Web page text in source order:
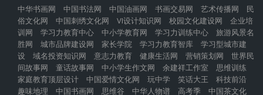
中华书画网 中国书法网 中国油画网 书画交易网 艺术传播网
民
俗文化网
中国刺绣文化网 VI设计知识网 校园文化建设网
企业培
训网
学习力教育中心 中小学教育网 学习力训练中心
旅游风景名
胜网
城市品牌建设网 家长学院 学习力教育智库
学习型城市建
设
域名投资知识网 意志力教育 健康生活网 营销策划网
世界民
间故事网
童话故事网 中小学生作文网 余建祥工作室
思维训练
家庭教育顶层设计
中国爱情文化网 玩中学 笑话大王
科技前沿
趣味地理
中国书画网 思维谷 中华人物谱 高考季 中国茶文化